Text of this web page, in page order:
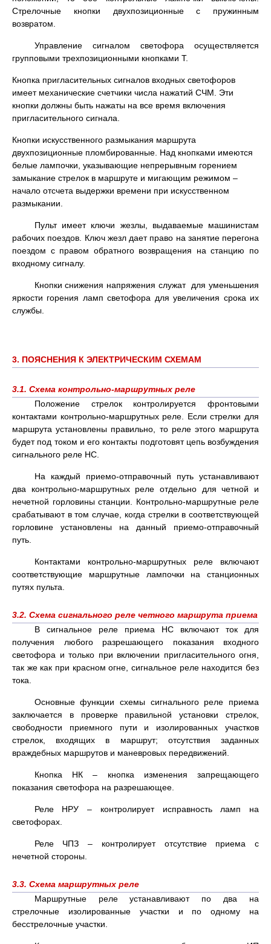
Стрелочные кнопки двухпозиционные с пружинным
возвратом.
Управление сигналом светофора осуществляется
групповыми трехпозиционными кнопками Т.
Кнопка пригласительных сигналов входных светофоров
имеет механические счетчики числа нажатий СЧМ. Эти
кнопки должны быть нажаты на все время включения
пригласительного сигнала.
Кнопки искусственного размыкания маршрута
двухпозиционные пломбированные. Над кнопками имеются
белые лампочки, указывающие непрерывным горением
замыкание стрелок в маршруте и мигающим режимом –
начало отсчета выдержки времени при искусственном
размыкании.
Пульт имеет ключи жезлы, выдаваемые машинистам
рабочих поездов. Ключ жезл дает право на занятие перегона
поездом с правом обратного возвращения на станцию по
входному сигналу.
Кнопки снижения напряжения служат для уменьшения
яркости горения ламп светофора для увеличения срока их
службы.
3. ПОЯСНЕНИЯ К ЭЛЕКТРИЧЕСКИМ СХЕМАМ
3.1. Схема контрольно-маршрутных реле
Положение стрелок контролируется фронтовыми
контактами контрольно-маршрутных реле. Если стрелки для
маршрута установлены правильно, то реле этого маршрута
будет под током и его контакты подготовят цепь возбуждения
сигнального реле НС.
На каждый приемо-отправочный путь устанавливают
два контрольно-маршрутных реле отдельно для четной и
нечетной горловины станции. Контрольно-маршрутные реле
срабатывают в том случае, когда стрелки в соответствующей
горловине установлены на данный приемо-отправочный
путь.
Контактами контрольно-маршрутных реле включают
соответствующие маршрутные лампочки на станционных
путях пульта.
3.2. Схема сигнального реле четного маршрута приема
В сигнальное реле приема НС включают ток для
получения любого разрешающего показания входного
светофора и только при включении пригласительного огня,
так же как при красном огне, сигнальное реле находится без
тока.
Основные функции схемы сигнального реле приема
заключается в проверке правильной установки стрелок,
свободности приемного пути и изолированных участков
стрелок, входящих в маршрут; отсутствия заданных
враждебных маршрутов и маневровых передвижений.
Кнопка НК – кнопка изменения запрещающего
показания светофора на разрешающее.
Реле НРУ – контролирует исправность ламп на
светофорах.
Реле ЧПЗ – контролирует отсутствие приема с
нечетной стороны.
3.3. Схема маршрутных реле
Маршрутные реле устанавливают по два на
стрелочные изолированные участки и по одному на
бесстрелочные участки.